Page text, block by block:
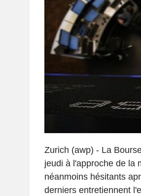
Zurich (awp) - La
jeudi à l'approche de la
néanmoins hésitants
derniers entretiennent